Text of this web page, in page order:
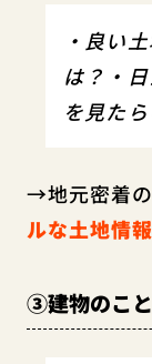
・良い
は？・
を見た
→地元密着
ルな土地情
③建物のこ